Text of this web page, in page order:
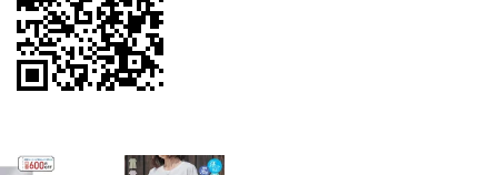
はマジメに受け取らないで